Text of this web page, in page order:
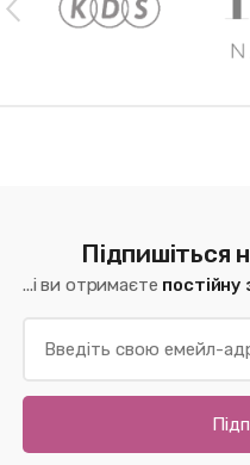
Підпишіться
...і ви отримаєте